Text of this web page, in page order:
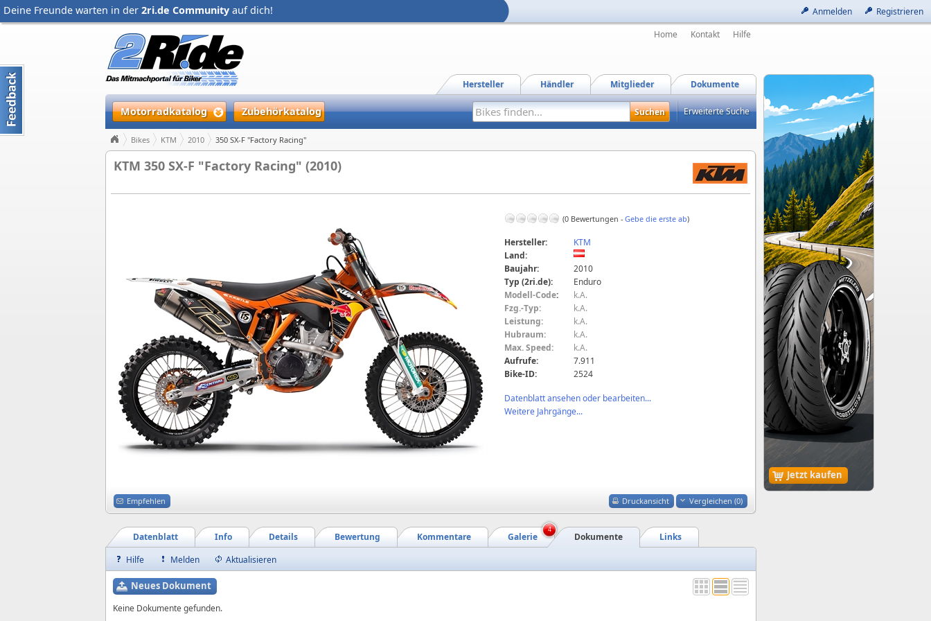
Anmelden Registrieren
Deine Freunde warten in der 2ri.de Community auf dich!
Jetzt kaufen
Home Kontakt Hilfe
Dokumente
Mitglieder
Händler
Hersteller
Motorradkatalog Zubehörkatalog Erweiterte Suche
Bikes KTM 2010 350 SX-F "Factory Racing"
KTM 350 SX-F "Factory Racing" (2010)
(0 Bewertungen - Gebe die erste ab)
Hersteller:
KTM
Land:
Baujahr:
2010
Typ (2ri.de):
Enduro
Modell-Code:
k.A.
Fzg.-Typ:
k.A.
Leistung:
k.A.
Hubraum:
k.A.
Max. Speed:
k.A.
Aufrufe:
7.911
Bike-ID:
2524
Datenblatt ansehen oder bearbeiten...
Weitere Jahrgänge...
Druckansicht Vergleichen (0)
Empfehlen
Links
Dokumente
Galerie
Kommentare
Bewertung
Details
Info
Datenblatt
4
Hilfe Melden Aktualisieren
Neues Dokument
Keine Dokumente gefunden.